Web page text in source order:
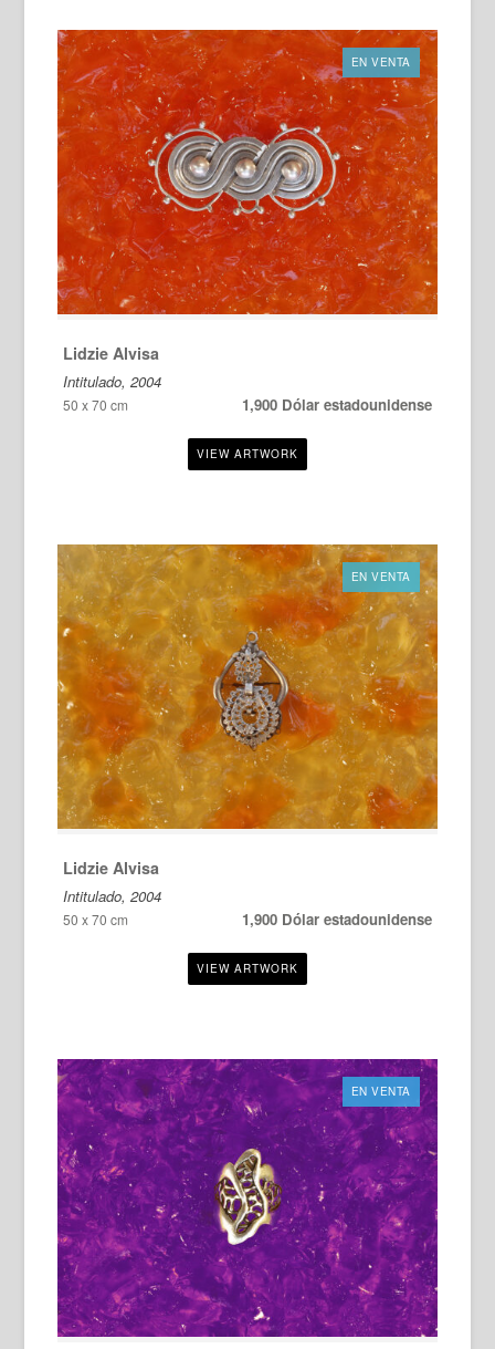
EN VENTA
Lidzie Alvisa
Intitulado, 2004
50 x 70 cm 1,900 Dólar estadounidense
EN VENTA
Lidzie Alvisa
Intitulado, 2004
50 x 70 cm 1,900 Dólar estadounidense
EN VENTA